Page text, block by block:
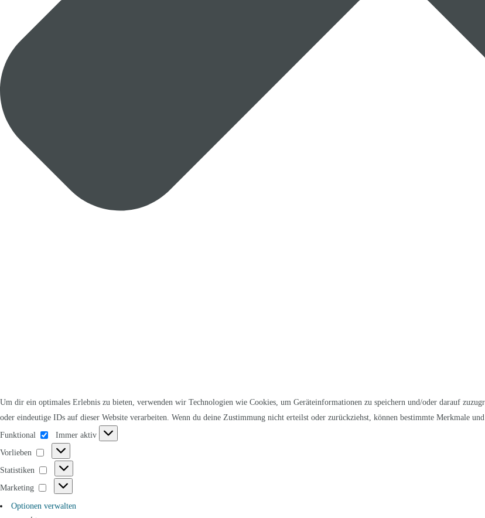
Um dir ein optimales Erlebnis zu bieten, verwenden wir Technologien wie Cookies, um Geräteinformationen zu speichern und/oder darauf
oder eindeutige IDs auf dieser Website verarbeiten. Wenn du deine Zustimmung nicht erteilst oder zurückziehst, können bestimmte Merkmale
Funktional
Funktional
Immer aktiv
Vorlieben
Vorlieben
Statistiken Statistiken
Marketing Marketing
Optionen verwalten